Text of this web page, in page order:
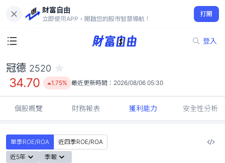
財富自由
立即使用APP，開啟您的股市智慧導航！
打開
登入
34.70
1.75%
冠德 2520
34.70 1.75% 最近更新時間： 2026/08/06 05:30
個股概覽 財務報表 獲利能力 安全性分析
單季ROE/ROA
近四季ROE/ROA
近5年
季報